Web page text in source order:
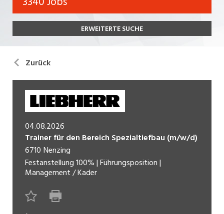
Temporär (befristet)
Praktikum
Lehrstelle
Ferienjob
POSITION
Führungsposition
Bau, Handwerk, Elektro
Bildung, Kunst, Design, Soziale Berufe, Sport
Einkauf, Logistik, Transport, Verkehr
Engineering, Technik, Architektur
Finanzen, Controlling, Treuhand, Recht
Gartenbau, Landwirtschaft, Forstwirtschaft
Gastronomie, Hotellerie, Tourismus,
Immobilien, Facility Management, Reinigung
ERWEITERTE SUCHE
Zurück
04.08.2026
Trainer für den Bereich Spezialtiefbau (m/w/d)
6710 Nenzing
Festanstellung100%|Führungsposition|
Management / Kader